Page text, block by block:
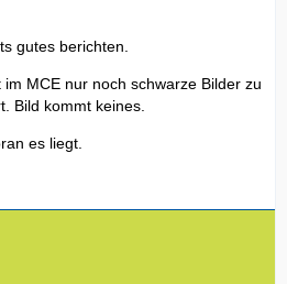
gutes berichten.
MCE nur noch schwarze Bilder zu
Bild kommt keines.
es liegt.